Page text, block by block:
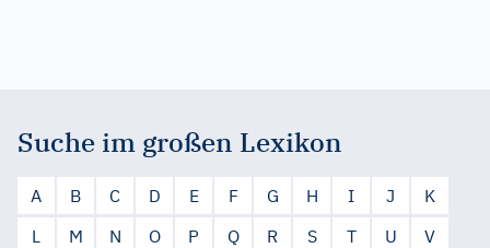
Suche im großen Lexikon
A B C D E F G H I J
K
L
M N O P Q R S T U
V